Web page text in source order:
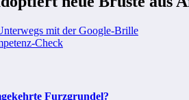
mit der Google-Brille
Check
Furzgrundel?